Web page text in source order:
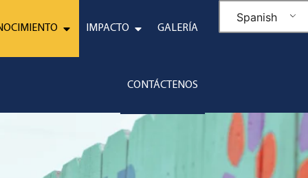
IMPACTO GALERÍA
CONTÁCTENOS
Spanish